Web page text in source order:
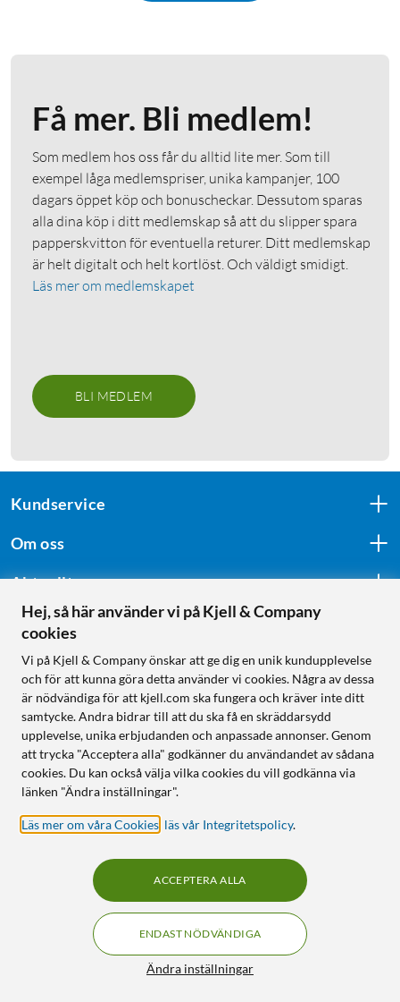
Få mer. Bli medlem!
Som medlem hos oss får du alltid lite mer. Som till
exempel låga medlemspriser, unika kampanjer, 100
dagars öppet köp och bonuscheckar. Dessutom sparas
alla dina köp i ditt medlemskap så att du slipper spara
papperskvitton för eventuella returer. Ditt medlemskap
är helt digitalt och helt kortlöst. Och väldigt smidigt.
Läs mer om medlemskapet
BLI MEDLEM
Kundservice
Om oss
Aktuellt
Följ oss
Handla från:
Sverige
Norge
KUNSKAP OCH TILLBEHÖR TILL
HEMELEKTRONIK
Hej, så här använder vi på Kjell & Company
cookies
Vi på Kjell & Company önskar att ge dig en unik kundupplevelse
och för att kunna göra detta använder vi cookies. Några av dessa
är nödvändiga för att kjell.com ska fungera och kräver inte ditt
samtycke. Andra bidrar till att du ska få en skräddarsydd
upplevelse, unika erbjudanden och anpassade annonser. Genom
att trycka "Acceptera alla" godkänner du användandet av sådana
cookies. Du kan också välja vilka cookies du vill godkänna via
länken "Ändra inställningar".
Läs mer om våra Cookies läs vår Integritetspolicy.
Ändra inställningar
ENDAST NÖDVÄNDIGA
ACCEPTERA ALLA